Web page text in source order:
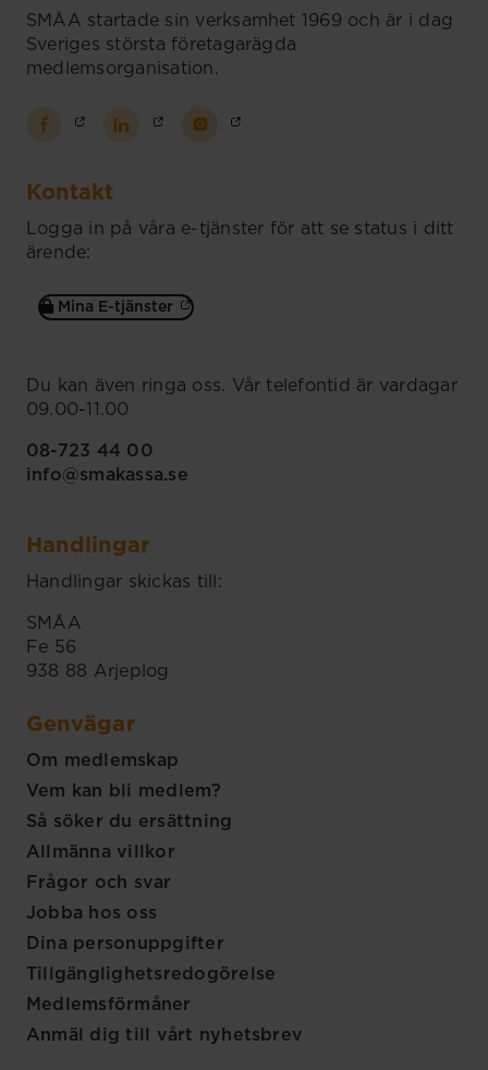
SMÅA startade sin verksamhet 1969 och är i dag
Sveriges största företagarägda
medlemsorganisation.
Kontakt
Logga in på våra e-tjänster för att se status i ditt
ärende:
Mina E-tjänster
Du kan även ringa oss. Vår telefontid är vardagar
09.00-11.00
08-723 44 00
info@smakassa.se
Handlingar
Handlingar skickas till:
SMÅA
Fe 56
938 88 Arjeplog
Genvägar
Om medlemskap
Vem kan bli medlem?
Så söker du ersättning
Allmänna villkor
Frågor och svar
Jobba hos oss
Dina personuppgifter
Tillgänglighetsredogörelse
Medlemsförmåner
Anmäl dig till vårt nyhetsbrev